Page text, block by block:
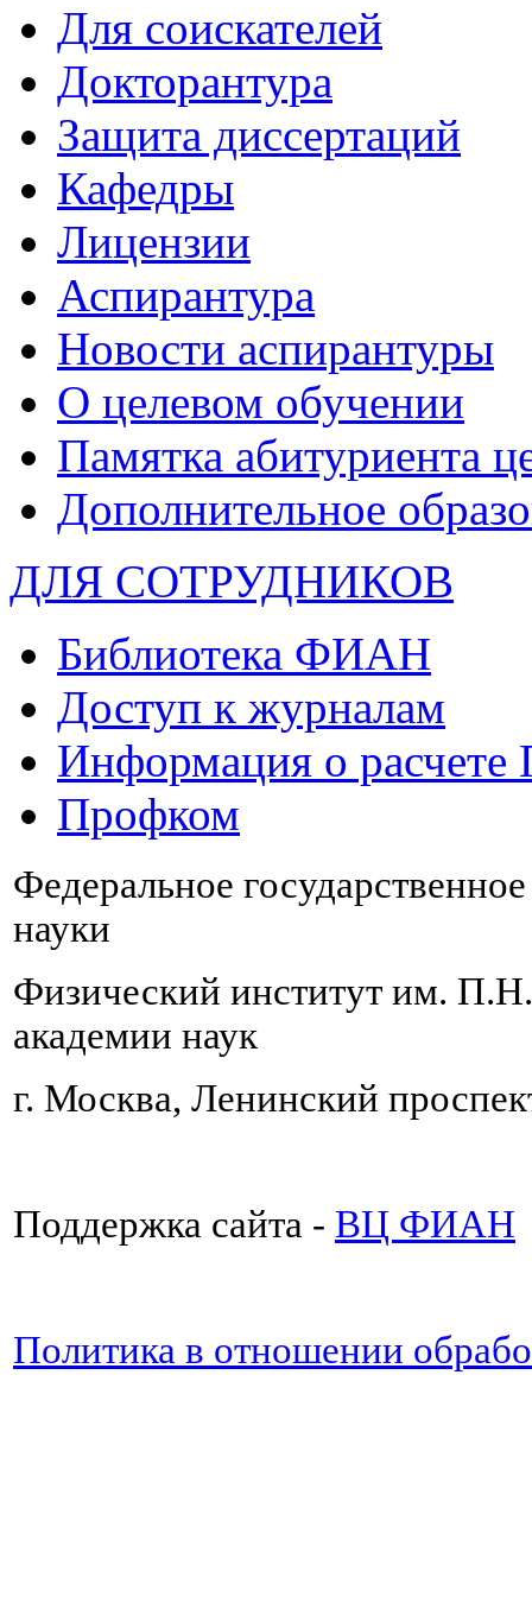
Для соискателей
Докторантура
Защита диссертаций
Кафедры
Лицензии
Аспирантура
Новости аспирантуры
О целевом обучении
Памятка абитуриента
Дополнительное
ДЛЯ СОТРУДНИКОВ
Библиотека ФИАН
Доступ к журналам
Информация о
Профком
Федеральное
науки
Физический институт им.
академии наук
г. Москва, Ленинский
Поддержка сайта - ВЦ ФИАН
Политика в отношении